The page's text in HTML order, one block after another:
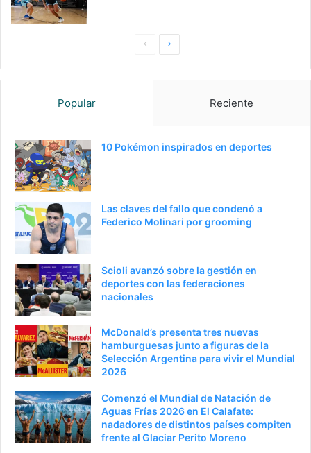
g
e
o
r
g
p
i
Popular Reciente
10 Pokémon inspirados en deportes
Las claves del fallo que condenó a
Federico Molinari por grooming
Scioli avanzó sobre la gestión en
deportes con las federaciones
nacionales
McDonald’s presenta tres nuevas
hamburguesas junto a figuras de la
Selección Argentina para vivir el Mundial
2026
Comenzó el Mundial de Natación de
Aguas Frías 2026 en El Calafate:
nadadores de distintos países compiten
frente al Glaciar Perito Moreno